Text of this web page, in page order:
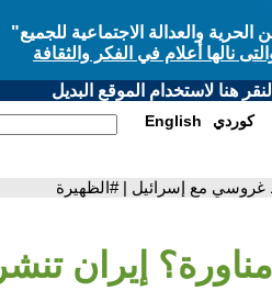
والعدالة الاجتماعية للجميع"
نالها أعلام في الفكر والثقافة
هنا لاستخدام الموقع البديل
English كوردي
غروسي مع إسرائيل | #الظهيرة
إيران تنشر